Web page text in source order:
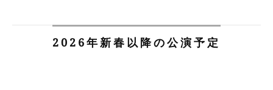
2026年新春以降の公演予定